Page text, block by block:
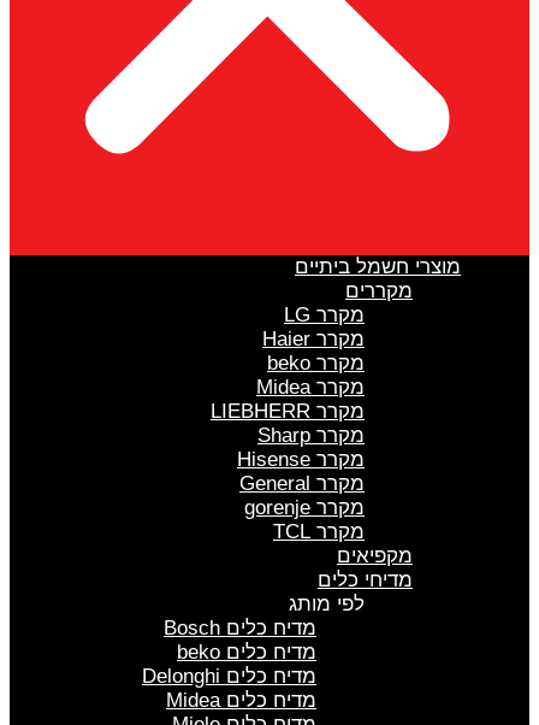
מוצרי חשמל ביתיים
מקררים
מקרר LG
מקרר Haier
מקרר beko
מקרר Midea
מקרר LIEBHERR
מקרר Sharp
מקרר Hisense
מקרר General
מקרר gorenje
מקרר TCL
מקפיאים
מדיחי כלים
לפי מותג
מדיח כלים Bosch
מדיח כלים beko
מדיח כלים Delonghi
מדיח כלים Midea